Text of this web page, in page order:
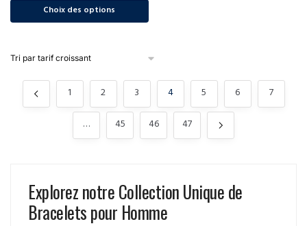
Choix des options
1 2 3 4 5 6
7
…
45 46 47
Explorez notre Collection Unique de
Bracelets pour Homme